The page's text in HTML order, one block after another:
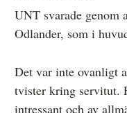
UNT svarade genom
Odlander, som i
Det var inte ovanligt
tvister kring servitut.
intressant och av